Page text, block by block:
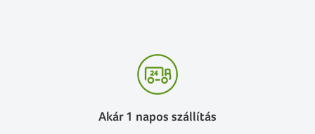
Akár 1 napos szállítás